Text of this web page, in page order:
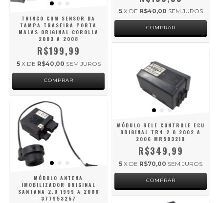
TRINCO COM SENSOR DA
TAMPA TRASEIRA PORTA
MALAS ORIGINAL COROLLA
2003 A 2008
R$199,99
5 X DE R$40,00 SEM JUROS
5 X DE R$40,00 SEM JUROS
MÓDULO ANTENA
IMOBILIZADOR ORIGINAL
SANTANA 2.0 1999 A 2006
377953257
MÓDULO RELE CONTROLE ECU
ORIGINAL TR4 2.0 2002 A
2006 MR583210
R$349,99
5 X DE R$70,00 SEM JUROS